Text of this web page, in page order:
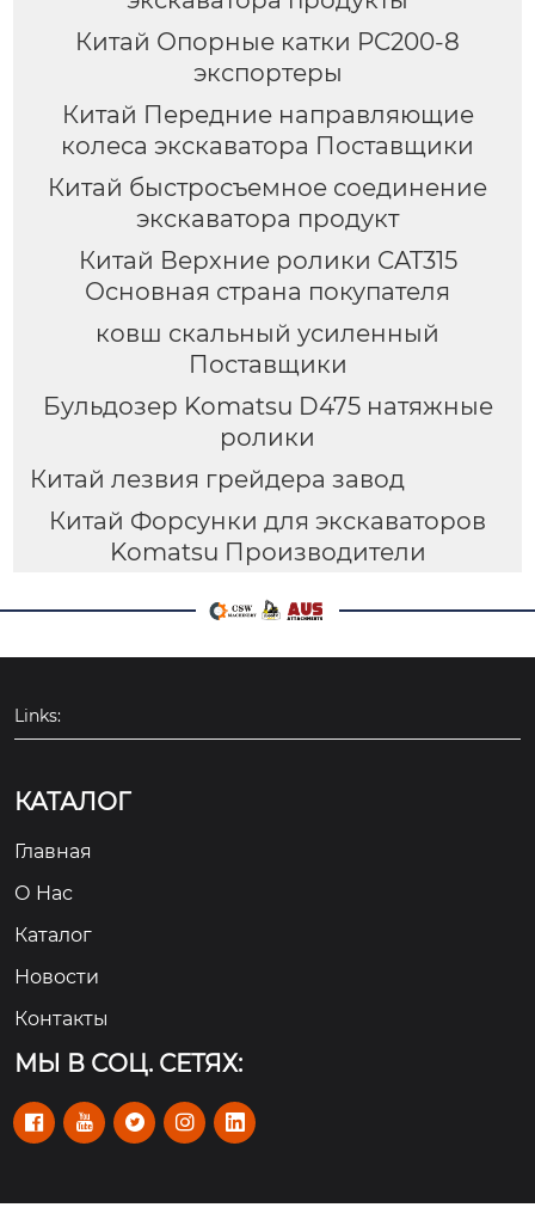
Китай Опорные катки PC200-8
экспортеры
Китай Передние направляющие
колеса экскаватора Поставщики
Китай быстросъемное соединение
экскаватора продукт
Китай Верхние ролики CAT315
Основная страна покупателя
ковш скальный усиленный
Поставщики
Бульдозер Komatsu D475 натяжные
ролики
Китай лезвия грейдера завод
Китай Форсунки для экскаваторов
Komatsu Производители
Links:
КАТАЛОГ
Главная
О Hас
Каталог
Новости
Контакты
МЫ В СОЦ. СЕТЯХ:
    